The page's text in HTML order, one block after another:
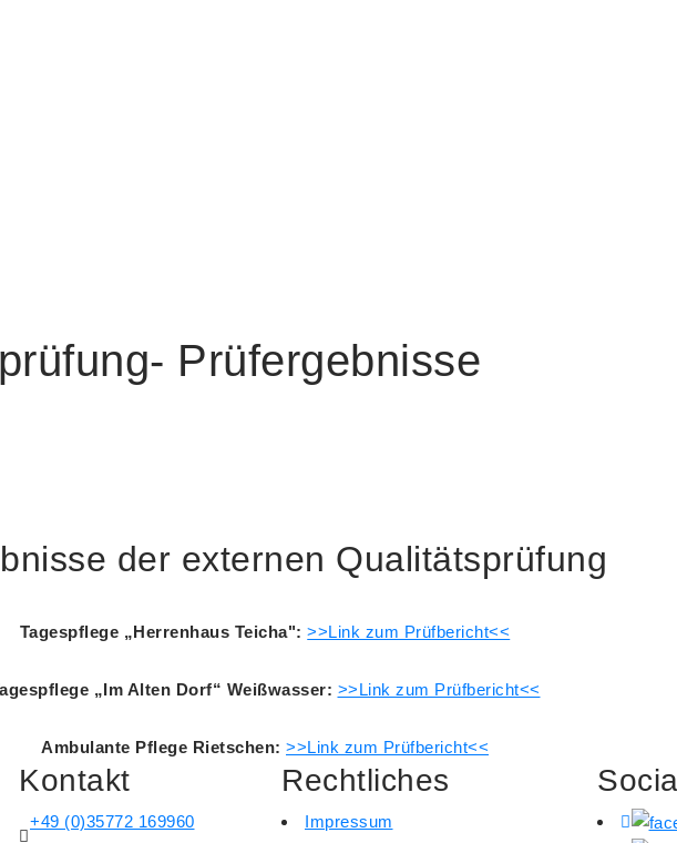
Prüfergebnisse
der externen Qualitätsprüfung
Tagespflege „Herrenhaus Teicha": >>Link zum Prüfbericht<<
„Im Alten Dorf“ Weißwasser: >>Link zum Prüfbericht<<
Ambulante Pflege Rietschen: >>Link zum Prüfbericht<<
Kontakt
+49 (0)35772 169960
Rechtliches
Impressum